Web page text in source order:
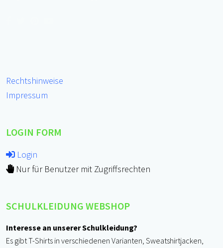
Rechtshinweise
Impressum
LOGIN FORM
Login
Nur für Benutzer mit Zugriffsrechten
SCHULKLEIDUNG WEBSHOP
Interesse an unserer Schulkleidung?
Es gibt T-Shirts in verschiedenen Varianten, Sweatshirtjacken,